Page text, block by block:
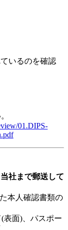
いるのを確認
01.DIPS-
社まで郵送して
本人確認書類の
表面)、パスポー